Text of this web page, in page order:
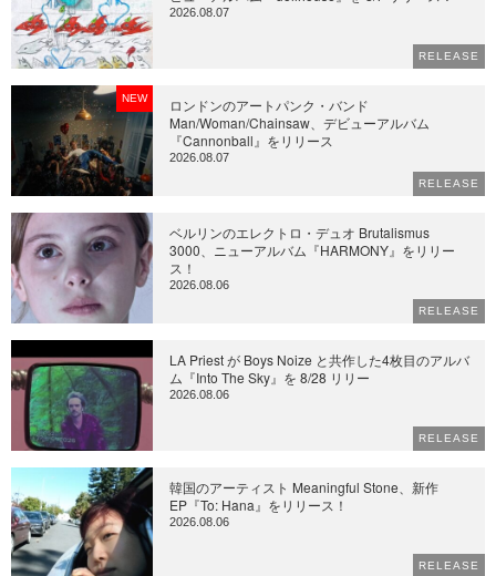
2026.08.07
RELEASE
NEW
ロンドンのアートパンク・バンド
Man/Woman/Chainsaw、デビューアルバム
『Cannonball』をリリース
2026.08.07
RELEASE
ベルリンのエレクトロ・デュオ Brutalismus
3000、ニューアルバム『HARMONY』をリリー
ス！
2026.08.06
RELEASE
LA Priest が Boys Noize と共作した4枚目のアルバ
ム『Into The Sky』を 8/28 リリー
2026.08.06
RELEASE
韓国のアーティスト Meaningful Stone、新作
EP『To: Hana』をリリース！
2026.08.06
RELEASE